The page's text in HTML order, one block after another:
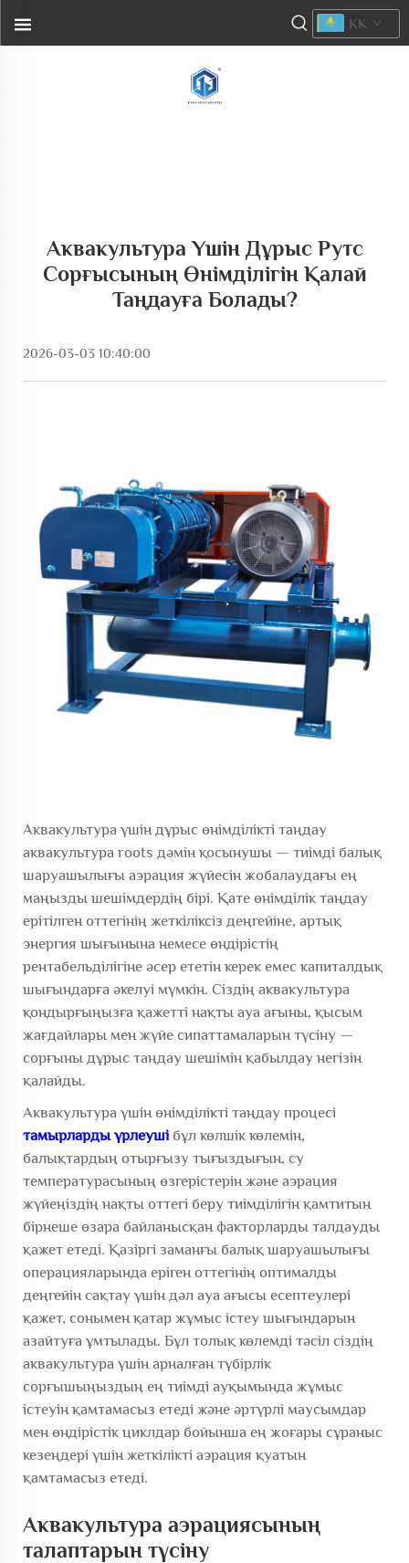
KK
Аквакультура Үшін Дұрыс Рутс
Сорғысының Өнімділігін Қалай
Таңдауға Болады?
2026-03-03 10:40:00
Аквакультура үшін дұрыс өнімділікті таңдау
аквакультура roots дәмін қосынушы — тиімді балық
шаруашылығы аэрация жүйесін жобалаудағы ең
маңызды шешімдердің бірі. Қате өнімділік таңдау
ерітілген оттегінің жеткіліксіз деңгейіне, артық
энергия шығынына немесе өндірістің
рентабельділігіне әсер ететін керек емес капиталдық
шығындарға әкелуі мүмкін. Сіздің аквакультура
қондырғыңызға қажетті нақты ауа ағыны, қысым
жағдайлары мен жүйе сипаттамаларын түсіну —
сорғыны дұрыс таңдау шешімін қабылдау негізін
қалайды.
Аквакультура үшін өнімділікті таңдау процесі
тамырларды үрлеуші бұл көлшік көлемін,
балықтардың отырғызу тығыздығын, су
температурасының өзгерістерін және аэрация
жүйеңіздің нақты оттегі беру тиімділігін қамтитын
бірнеше өзара байланысқан факторларды талдауды
қажет етеді. Қазіргі заманғы балық шаруашылығы
операцияларында еріген оттегінің оптималды
деңгейін сақтау үшін дәл ауа ағысы есептеулері
қажет, сонымен қатар жұмыс істеу шығындарын
азайтуға ұмтылады. Бұл толық көлемді тәсіл сіздің
аквакультура үшін арналған түбірлік
сорғышыңыздың ең тиімді ауқымында жұмыс
істеуін қамтамасыз етеді және әртүрлі маусымдар
мен өндірістік циклдар бойынша ең жоғары сұраныс
кезеңдері үшін жеткілікті аэрация қуатын
қамтамасыз етеді.
Аквакультура аэрациясының
талаптарын түсіну